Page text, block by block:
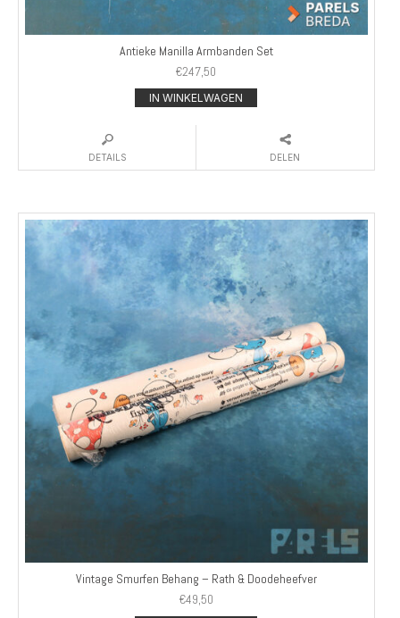
Antieke Manilla Armbanden Set
€247,50
IN WINKELWAGEN
DETAILS DELEN
Vintage Smurfen Behang – Rath & Doodeheefver
€49,50